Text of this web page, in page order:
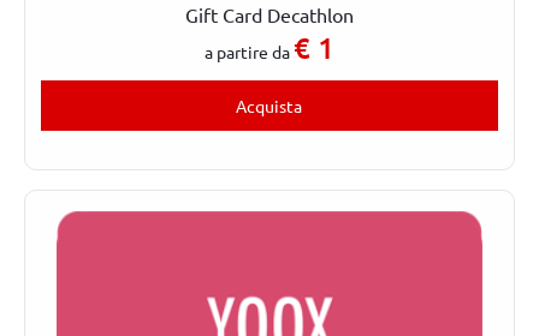
Gift Card Decathlon
a partire da€ 1
Acquista